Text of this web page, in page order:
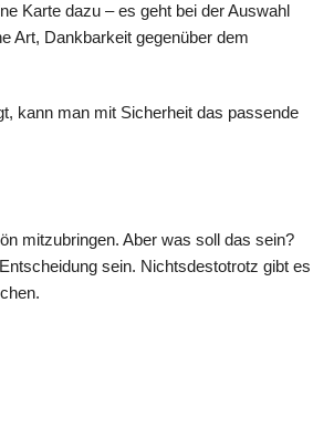
Karte dazu – es geht bei der Auswahl
Art, Dankbarkeit gegenüber dem
kann man mit Sicherheit das passende
mitzubringen. Aber was soll das sein?
sein. Nichtsdestotrotz gibt es